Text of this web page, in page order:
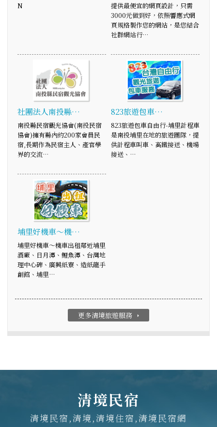
N
提供最便宜的網頁設計，只需
3000元做到好，依照響應式網
頁規格製作您的網站，是您結合
社群網站行…
社團法人南投縣…
南投縣民宿觀光協會(南投民宿
協會)擁有縣內約200家會員民
宿,長期作為民宿主人、產官學
界的交流…
823旅遊包車…
823旅遊包車自由行-埔里計程車
是南投埔里在地的旅遊團隊，提
供計程車叫車、高鐵接送、機場
接送、…
埔里好機車～機…
埔里好機車～機車出租鄰近埔里
酒廠、日月潭、鯉魚潭、台灣地
理中心碑、廣興紙寮、造紙龍手
創館、埔里…
更多清境旅遊服務 arrow_right
清境民宿
清境民宿,清境,清境住宿,清境民宿網